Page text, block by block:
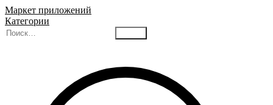
Маркет приложений
Категории